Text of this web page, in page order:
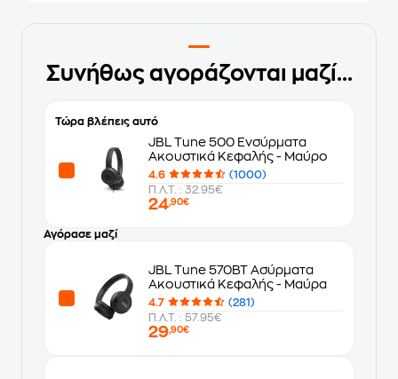
Συνήθως αγοράζονται μαζί...
Τώρα βλέπεις αυτό
JBL Tune 500 Ενσύρματα
Ακουστικά Κεφαλής - Μαύρο
4.6
(1000)
Π.Λ.Τ. : 32.95€
24,90€
Αγόρασε μαζί
JBL Tune 570BT Ασύρματα
Ακουστικά Κεφαλής - Μαύρα
4.7
(281)
Π.Λ.Τ. : 57.95€
29,90€